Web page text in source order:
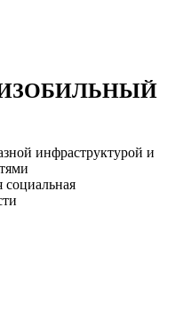
инфраструктурой и